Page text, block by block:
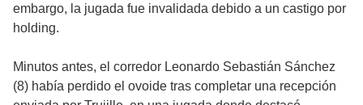
embargo, la jugada fue invalidada debido a un castigo por
holding.
Minutos antes, el corredor Leonardo Sebastián Sánchez
(8) había perdido el ovoide tras completar una recepción